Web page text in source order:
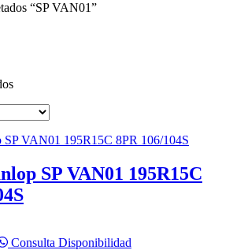
“SP VAN01”
SP VAN01 195R15C
Consulta Disponibilidad